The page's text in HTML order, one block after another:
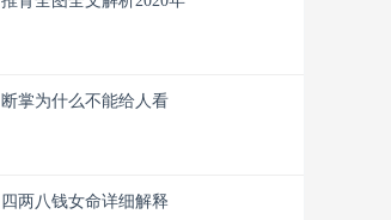
断掌为什么不能给人看
四两八钱女命详细解释